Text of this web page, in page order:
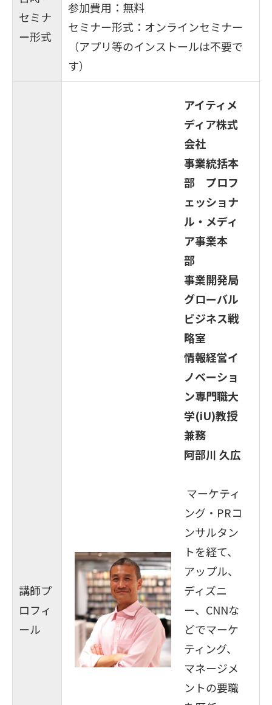
セミナ
ー形式
参加費用：無料
セミナー形式：オンラインセミナー
（アプリ等のインストールは不要で
す）
講師プ
ロフィ
ール
アイティメ
ディア株式
会社
事業統括本
部 プロフ
ェッショナ
ル・メディ
ア事業本
部
事業開発局
グローバル
ビジネス戦
略室
情報経営イ
ノベーショ
ン専門職大
学(iU)教授
兼務
阿部川 久広
マーケティ
ング・PRコ
ンサルタン
トを経て、
アップル、
ディズニ
ー、CNNな
どでマーケ
ティング、
マネージメ
ントの要職